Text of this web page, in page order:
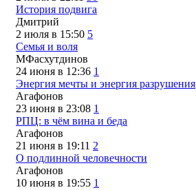
История подвига
Дмитрий
2 июля в 15:50 5
Семья и воля
МФасхутдинов
24 июня в 12:36 1
Энергия мечты и энергия разрушения
Агафонов
23 июня в 23:08 1
РПЦ: в чём вина и беда
Агафонов
21 июня в 19:11 2
О подлинной человечности
Агафонов
10 июня в 19:55 1